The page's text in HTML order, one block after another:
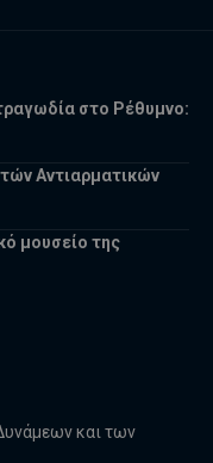
στο Ρέθυμνο:
Αντιαρματικών
μουσείο της
και των